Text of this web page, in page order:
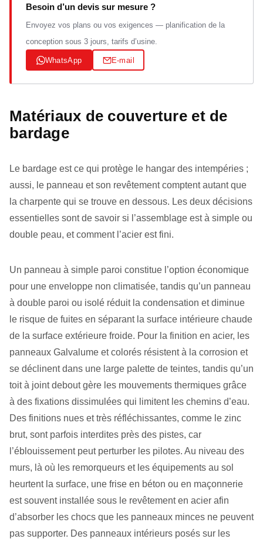
Besoin d’un devis sur mesure ?
Envoyez vos plans ou vos exigences — planification de la
conception sous 3 jours, tarifs d’usine.
WhatsApp E-mail
Matériaux de couverture et de
bardage
Le bardage est ce qui protège le hangar des intempéries ;
aussi, le panneau et son revêtement comptent autant que
la charpente qui se trouve en dessous. Les deux décisions
essentielles sont de savoir si l’assemblage est à simple ou
double peau, et comment l’acier est fini.
Un panneau à simple paroi constitue l’option économique
pour une enveloppe non climatisée, tandis qu’un panneau
à double paroi ou isolé réduit la condensation et diminue
le risque de fuites en séparant la surface intérieure chaude
de la surface extérieure froide. Pour la finition en acier, les
panneaux Galvalume et colorés résistent à la corrosion et
se déclinent dans une large palette de teintes, tandis qu’un
toit à joint debout gère les mouvements thermiques grâce
à des fixations dissimulées qui limitent les chemins d’eau.
Des finitions nues et très réfléchissantes, comme le zinc
brut, sont parfois interdites près des pistes, car
l’éblouissement peut perturber les pilotes. Au niveau des
murs, là où les remorqueurs et les équipements au sol
heurtent la surface, une frise en béton ou en maçonnerie
est souvent installée sous le revêtement en acier afin
d’absorber les chocs que les panneaux minces ne peuvent
pas supporter. Des panneaux intérieurs posés sur les